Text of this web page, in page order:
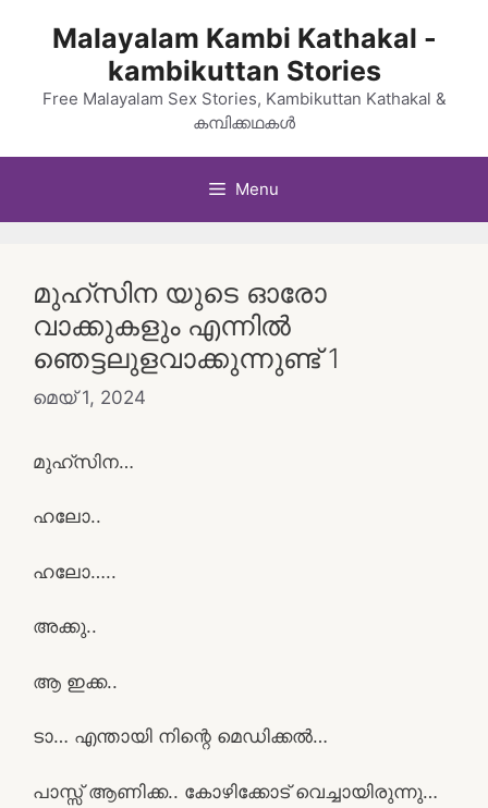
Malayalam Kambi Kathakal -
kambikuttan Stories
Free Malayalam Sex Stories, Kambikuttan Kathakal &
കമ്പിക്കഥകൾ
Menu
മുഹ്സിന യുടെ ഓരോ
വാക്കുകളും എന്നിൽ
ഞെട്ടലുളവാക്കുന്നുണ്ട് 1
മെയ്‌ 1, 2024
മുഹ്സിന…
ഹലോ..
ഹലോ…..
അക്കു..
ആ ഇക്ക..
ടാ… എന്തായി നിന്റെ മെഡിക്കൽ…
പാസ്സ് ആണിക്ക.. കോഴിക്കോട് വെച്ചായിരുന്നു…